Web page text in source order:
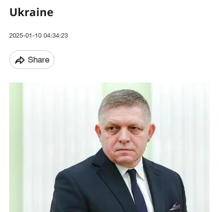
Ukraine
2025-01-10 04:34:23
Share